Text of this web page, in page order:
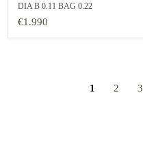
DIA B 0.11 BAG 0.22
€1.990
1 2 3